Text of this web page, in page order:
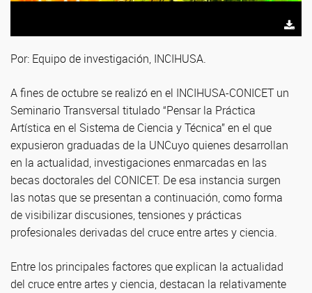
Por: Equipo de investigación, INCIHUSA.
A fines de octubre se realizó en el INCIHUSA-CONICET un
Seminario Transversal titulado “Pensar la Práctica
Artística en el Sistema de Ciencia y Técnica” en el que
expusieron graduadas de la UNCuyo quienes desarrollan
en la actualidad, investigaciones enmarcadas en las
becas doctorales del CONICET. De esa instancia surgen
las notas que se presentan a continuación, como forma
de visibilizar discusiones, tensiones y prácticas
profesionales derivadas del cruce entre artes y ciencia.
Entre los principales factores que explican la actualidad
del cruce entre artes y ciencia, destacan la relativamente